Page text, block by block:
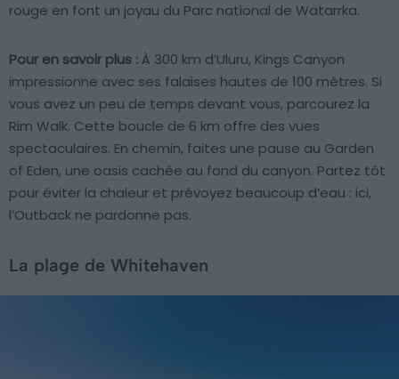
rouge en font un joyau du Parc national de Watarrka.
Pour en savoir plus :À 300 km d’Uluru, Kings Canyon
impressionne avec ses falaises hautes de 100 mètres. Si
vous avez un peu de temps devant vous, parcourez la
Rim Walk. Cette boucle de 6 km offre des vues
spectaculaires. En chemin, faites une pause au Garden
of Eden, une oasis cachée au fond du canyon. Partez tôt
pour éviter la chaleur et prévoyez beaucoup d’eau : ici,
l’Outback ne pardonne pas.
La plage de Whitehaven